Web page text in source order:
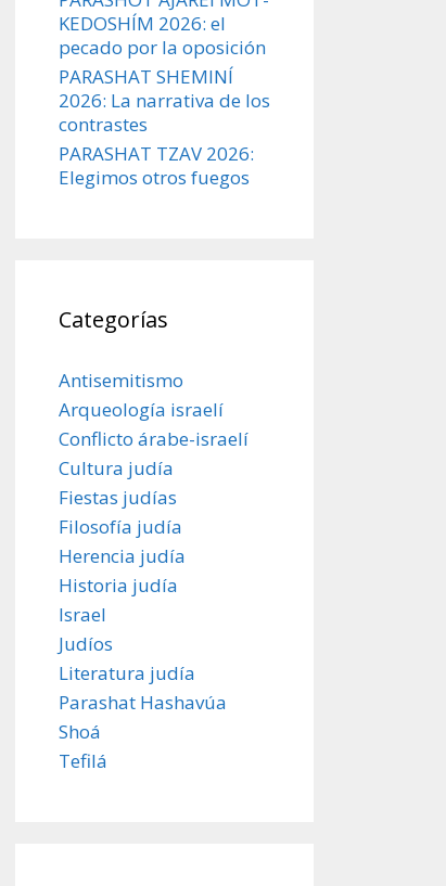
KEDOSHÍM 2026: el
pecado por la oposición
PARASHAT SHEMINÍ
2026: La narrativa de los
contrastes
PARASHAT TZAV 2026:
Elegimos otros fuegos
Categorías
Antisemitismo
Arqueología israelí
Conflicto árabe-israelí
Cultura judía
Fiestas judías
Filosofía judía
Herencia judía
Historia judía
Israel
Judíos
Literatura judía
Parashat Hashavúa
Shoá
Tefilá